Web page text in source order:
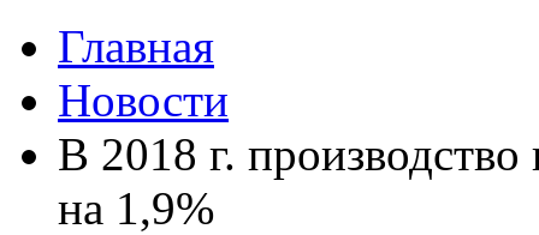
Главная
Новости
В 2018 г.
на 1,9%